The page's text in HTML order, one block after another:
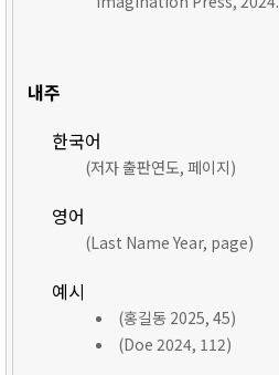
내주
한국어
(저자 출판연도, 페이지)
영어
(Last Name Year, page)
예시
(홍길동 2025, 45)
(Doe 2024, 112)